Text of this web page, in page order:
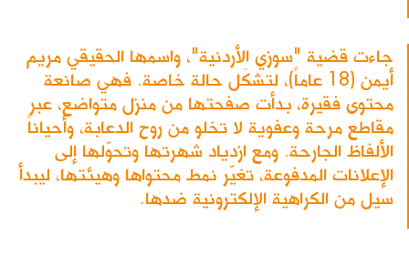
جاءت قضية "سوزي الأردنية"، واسمها الحقيقي مريم
أيمن (18 عاماً)، لتشكَل حالة خاصة. فهي صانعة
محتوى فقيرة، بدأت صفحتها من منزل متواضع، عبر
مقاطع مرحة وعفوية لا تخلو من روح الدعابة، وأحياناً
الألفاظ الجارحة. ومع ازدياد شهرتها وتحوّلها إلى
الإعلانات المدفوعة، تغيّر نمط محتواها وهيئتها، ليبدأ
سيل من الكراهية الإلكترونية ضدها.